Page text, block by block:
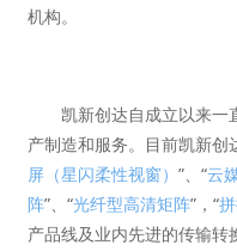
机构。
凯新创达自成立以来一
产制造和服务。目前凯新创
屏（星闪柔性视窗）”、“云
阵”、“光纤型高清矩阵”，“
产品线及业内先进的传输转